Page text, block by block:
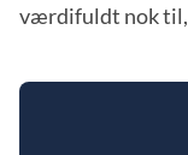
værdifuldt nok til,